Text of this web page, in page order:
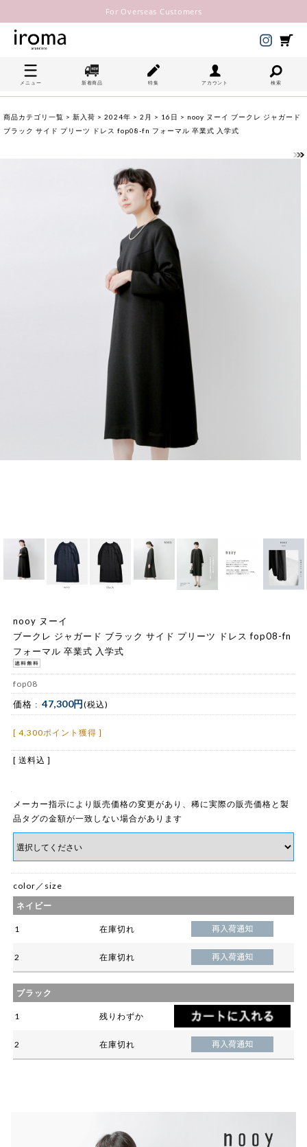
For Overseas Customers
メニュー 新着商品 特集 アカウント 検索
商品カテゴリ一覧 > 新入荷 > 2024年 > 2月 > 16日 > nooy ヌーイ ブークレ ジャガード
ブラック サイド プリーツ ドレス fop08-fn フォーマル 卒業式 入学式
nooy ヌーイ
ブークレ ジャガード ブラック サイド プリーツ ドレス fop08-fn
フォーマル 卒業式 入学式
fop08
価格 : 47,300円(税込)
[ 4,300ポイント獲得 ]
[ 送料込 ]
メーカー指示により販売価格の変更があり、稀に実際の販売価格と製
品タグの金額が一致しない場合があります
color／size
ネイビー
1 在庫切れ
2 在庫切れ
ブラック
1 残りわずか
2 在庫切れ